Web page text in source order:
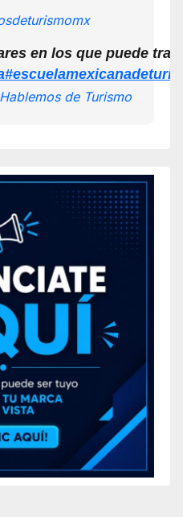
en los que puede
de Turismo